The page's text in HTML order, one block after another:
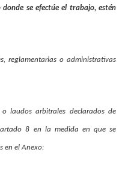
se efectúe el trabajo, estén
reglamentarias o administrativas
o laudos arbitrales declarados de
8 en la medida en que se
en el Anexo: